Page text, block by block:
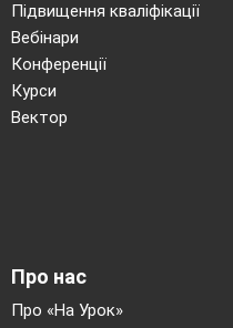
Підвищення кваліфікації
Вебінари
Конференції
Курси
Вектор
Про нас
Про «На Урок»